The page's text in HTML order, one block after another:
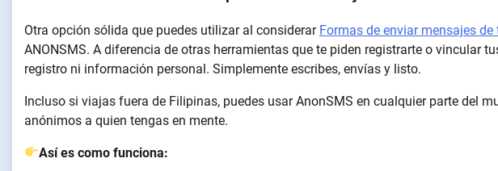
Otra opción sólida que puedes utilizar al considerar Formas de enviar mensajes
ANONSMS. A diferencia de otras herramientas que te piden registrarte o vincular
registro ni información personal. Simplemente escribes, envías y listo.
Incluso si viajas fuera de Filipinas, puedes usar AnonSMS en cualquier parte del
anónimos a quien tengas en mente.
Así es como funciona: